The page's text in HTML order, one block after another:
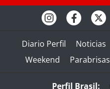
Diario Perfil Noticias
Weekend
Parabrisas
Perfil Brasil: